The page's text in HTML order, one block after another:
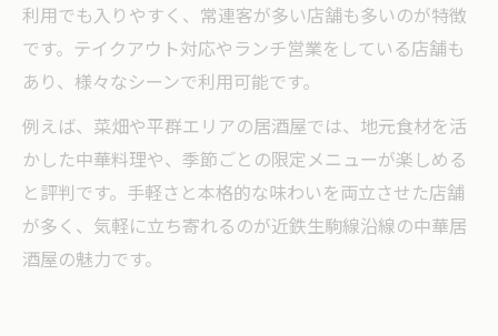
利用でも入りやすく、常連客が多い店舗も多いのが特徴
です。テイクアウト対応やランチ営業をしている店舗も
あり、様々なシーンで利用可能です。
例えば、菜畑や平群エリアの居酒屋では、地元食材を活
かした中華料理や、季節ごとの限定メニューが楽しめる
と評判です。手軽さと本格的な味わいを両立させた店舗
が多く、気軽に立ち寄れるのが近鉄生駒線沿線の中華居
酒屋の魅力です。